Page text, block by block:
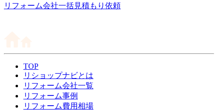
リフォーム会社一括見積もり依頼
TOP
リショップナビとは
リフォーム会社一覧
リフォーム事例
リフォーム費用相場